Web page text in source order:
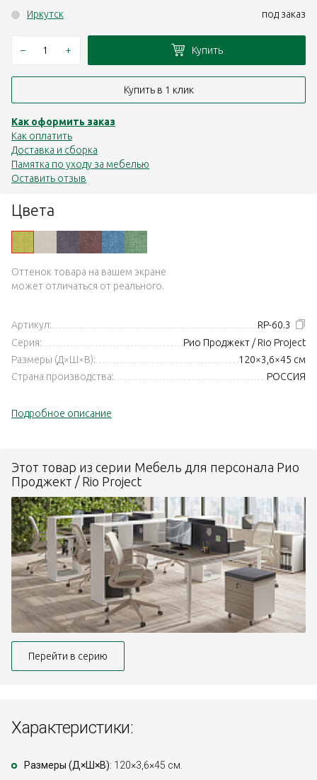
Цвета
Оттенок товара на вашем экране
может отличаться от реального.
Артикул:
RP-60.3
Серия:
Рио Проджект / Rio Project
Размеры (Д×Ш×В):
120×3,6×45 см
Страна производства:
РОССИЯ
Подробное описание
Иркутск
под заказ
– + Купить
Купить в 1 клик
Как оформить заказ
Как оплатить
Доставка и сборка
Памятка по уходу за мебелью
Оставить отзыв
Этот товар из серии Мебель для персонала Рио
Проджект / Rio Project
Перейти в серию
Характеристики:
Размеры (Д×Ш×В): 120×3,6×45 см.